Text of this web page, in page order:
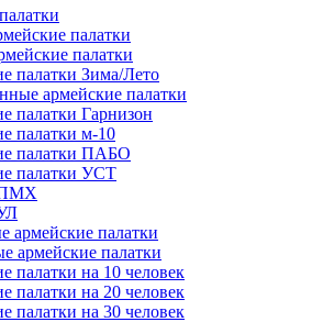
палатки
палатки
палатки Зима/Лето
армейские палатки
палатки Гарнизон
палатки м-10
палатки ПАБО
палатки УСТ
ПМХ
армейские палатки
армейские палатки
палатки на 10 человек
палатки на 20 человек
палатки на 30 человек